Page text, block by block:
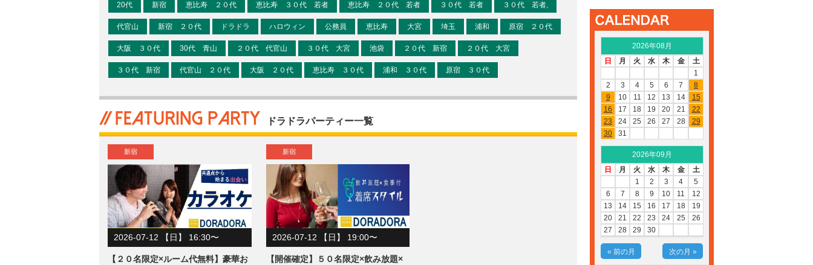
20代 新宿 恵比寿 ２０代 恵比寿 ３０代 若者 恵比寿 ２０代 若者 ３０代 若者 ３０代 若者,
代官山 新宿 ２０代 ドラドラ ハロウィン 公務員 恵比寿 大宮 埼玉 浦和 原宿 ２０代
大阪 ３０代 30代 青山 ２０代 代官山 ３０代 大宮 池袋 ２０代 新宿 ２０代 大宮
３０代 新宿 代官山 ２０代 大阪 ２０代 恵比寿 ３０代 浦和 ３０代 原宿 ３０代
ドラドラパーティー一覧
新宿
2026-07-12 【日】 16:30〜
【２０名限定×ルーム代無料】豪華お
新宿
2026-07-12 【日】 19:00〜
【開催確定】５０名限定×飲み放題×
2026年08月
日
月 火 水 木 金
土
1
2
3 4 5 6 7
8
9
10 11 12 13 14
15
16
17 18 19 20 21
22
23
24 25 26 27 28
29
30
31
2026年09月
日
月 火 水 木 金
土
1
2 3 4
5
6
7 8 9 10 11
12
13
14 15 16 17 18
19
20
21 22 23 24 25
26
27
28 29 30
« 前の月 次の月 »